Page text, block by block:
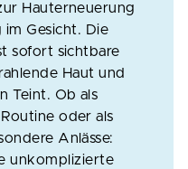
Hauterneuerung
Gesicht. Die
sofort sichtbare
Haut und
Teint. Ob als
oder als
Anlässe:
unkomplizierte